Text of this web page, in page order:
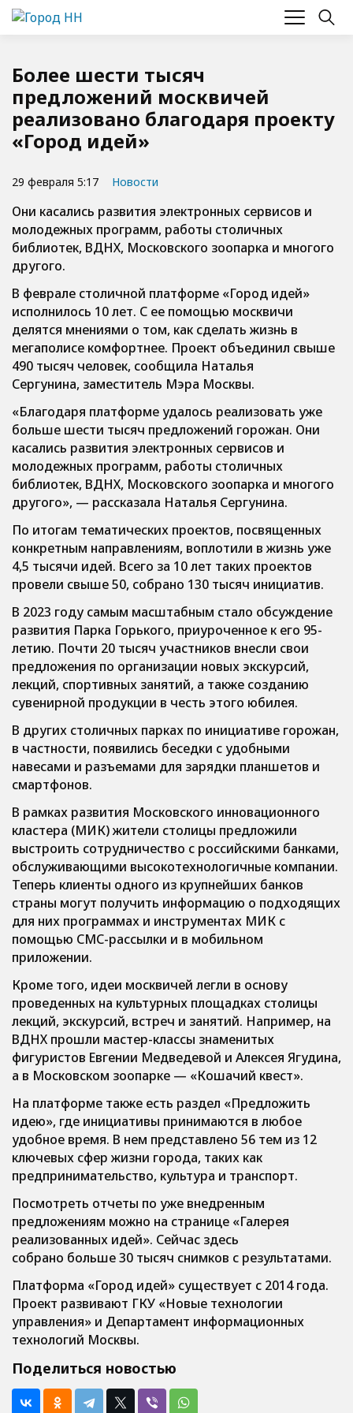
Более шести тысяч
предложений москвичей
реализовано благодаря проекту
«Город идей»
29 февраля 5:17 Новости
Они касались развития электронных сервисов и
молодежных программ, работы столичных
библиотек, ВДНХ, Московского зоопарка и многого
другого.
В феврале столичной платформе «Город идей»
исполнилось 10 лет. С ее помощью москвичи
делятся мнениями о том, как сделать жизнь в
мегаполисе комфортнее. Проект объединил свыше
490 тысяч человек, сообщила Наталья
Сергунина, заместитель Мэра Москвы.
«Благодаря платформе удалось реализовать уже
больше шести тысяч предложений горожан. Они
касались развития электронных сервисов и
молодежных программ, работы столичных
библиотек, ВДНХ, Московского зоопарка и многого
другого», — рассказала Наталья Сергунина.
По итогам тематических проектов, посвященных
конкретным направлениям, воплотили в жизнь уже
4,5 тысячи идей. Всего за 10 лет таких проектов
провели свыше 50, собрано 130 тысяч инициатив.
В 2023 году самым масштабным стало обсуждение
развития Парка Горького, приуроченное к его 95-
летию. Почти 20 тысяч участников внесли свои
предложения по организации новых экскурсий,
лекций, спортивных занятий, а также созданию
сувенирной продукции в честь этого юбилея.
В других столичных парках по инициативе горожан,
в частности, появились беседки с удобными
навесами и разъемами для зарядки планшетов и
смартфонов.
В рамках развития Московского инновационного
кластера (МИК) жители столицы предложили
выстроить сотрудничество с российскими банками,
обслуживающими высокотехнологичные компании.
Теперь клиенты одного из крупнейших банков
страны могут получить информацию о подходящих
для них программах и инструментах МИК с
помощью СМС-рассылки и в мобильном
приложении.
Кроме того, идеи москвичей легли в основу
проведенных на культурных площадках столицы
лекций, экскурсий, встреч и занятий. Например, на
ВДНХ прошли мастер-классы знаменитых
фигуристов Евгении Медведевой и Алексея Ягудина,
а в Московском зоопарке — «Кошачий квест».
На платформе также есть раздел «Предложить
идею», где инициативы принимаются в любое
удобное время. В нем представлено 56 тем из 12
ключевых сфер жизни города, таких как
предпринимательство, культура и транспорт.
Посмотреть отчеты по уже внедренным
предложениям можно на странице «Галерея
реализованных идей». Сейчас здесь
собрано больше 30 тысяч снимков с результатами.
Платформа «Город идей» существует с 2014 года.
Проект развивают ГКУ «Новые технологии
управления» и Департамент информационных
технологий Москвы.
Поделиться новостью